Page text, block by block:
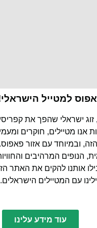
למטייל
זוג ישראלי שהפך את
אנו מטיילים, חוקרים
ובמיוחד עם אזור
הנופים המרהיבים
אותנו להקים את האתר
עם המטיילים הישראלים.
עוד מידע עלינו